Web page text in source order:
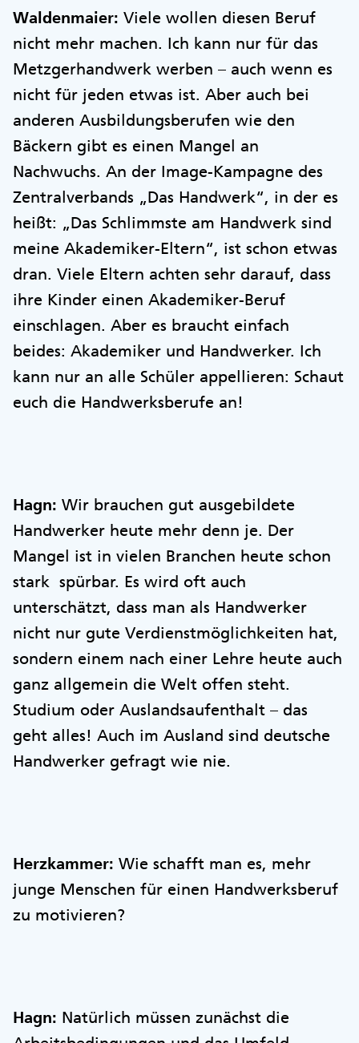
Waldenmaier: Viele wollen diesen Beruf
nicht mehr machen. Ich kann nur für das
Metzgerhandwerk werben – auch wenn es
nicht für jeden etwas ist. Aber auch bei
anderen Ausbildungsberufen wie den
Bäckern gibt es einen Mangel an
Nachwuchs. An der Image-Kampagne des
Zentralverbands „Das Handwerk“, in der es
heißt: „Das Schlimmste am Handwerk sind
meine Akademiker-Eltern“, ist schon etwas
dran. Viele Eltern achten sehr darauf, dass
ihre Kinder einen Akademiker-Beruf
einschlagen. Aber es braucht einfach
beides: Akademiker und Handwerker. Ich
kann nur an alle Schüler appellieren: Schaut
euch die Handwerksberufe an!
Hagn: Wir brauchen gut ausgebildete
Handwerker heute mehr denn je. Der
Mangel ist in vielen Branchen heute schon
stark spürbar. Es wird oft auch
unterschätzt, dass man als Handwerker
nicht nur gute Verdienstmöglichkeiten hat,
sondern einem nach einer Lehre heute auch
ganz allgemein die Welt offen steht.
Studium oder Auslandsaufenthalt – das
geht alles! Auch im Ausland sind deutsche
Handwerker gefragt wie nie.
Herzkammer: Wie schafft man es, mehr
junge Menschen für einen Handwerksberuf
zu motivieren?
Hagn: Natürlich müssen zunächst die